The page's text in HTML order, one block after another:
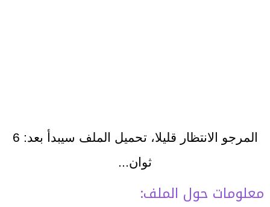
المرجو الانتظار قليلا، تحميل الملف سيبدأ بعد: 6
ثوان...
معلومات حول الملف: